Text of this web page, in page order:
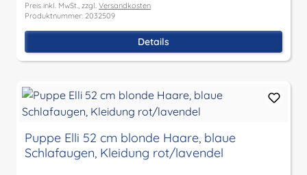
Preis inkl. MwSt., zzgl. Versandkosten
Produktnummer: 2032509
Details
Puppe Elli 52 cm blonde Haare, blaue
Schlafaugen, Kleidung rot/lavendel